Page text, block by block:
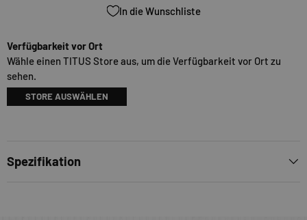
In die Wunschliste
Verfügbarkeit vor Ort
Wähle einen TITUS Store aus, um die Verfügbarkeit vor Ort zu
sehen.
STORE AUSWÄHLEN
Spezifikation